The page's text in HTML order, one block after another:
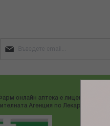
онлайн аптека е лицензирана от
Агенция по Лекарствата"